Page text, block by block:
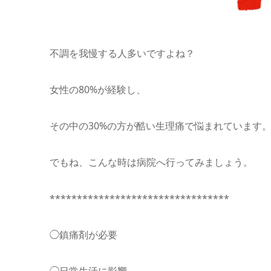
不調を我慢する人多いですよね？
女性の80%が経験し、
その中の30%の方が酷い生理痛で悩まれています。
でもね、こんな時は病院へ行ってみましょう。
*********************************
◯鎮痛剤が必要